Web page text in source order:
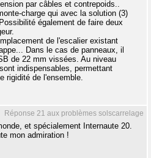
par câbles et contrepoids..
charge qui avec la solution (3)
également de faire deux
de l'escalier existant
Dans le cas de panneaux, il
de 22 mm vissées. Au niveau
indispensables, permettant
rigidité de l'ensemble.
Réponse 21 aux problèmes solscarrelage
et spécialement Internaute 20.
mon admiration !